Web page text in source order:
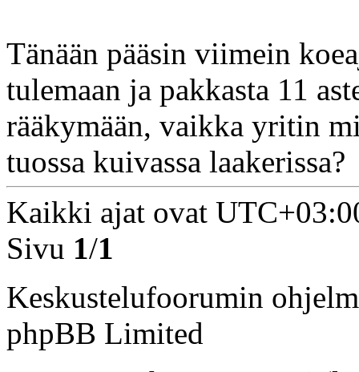
Tänään pääsin viimein
tulemaan ja pakkasta 11
rääkymään, vaikka yritin
tuossa kuivassa laakerissa?
Kaikki ajat ovat
Sivu 1/1
Keskustelufoorumin
phpBB Limited